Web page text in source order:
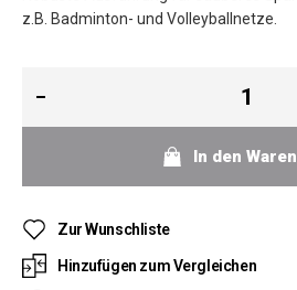
z.B. Badminton- und Volleyballnetze.
In den
Zur Wunschliste
Hinzufügen zum Vergleichen